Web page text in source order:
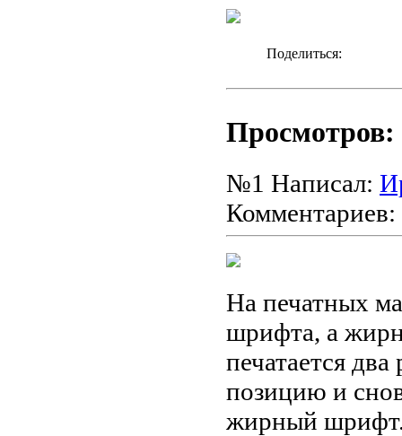
Поделиться:
Просмотров:
№1 Написал:
Комментариев:
На печатных
шрифта, а
печатается
позицию и
жирный